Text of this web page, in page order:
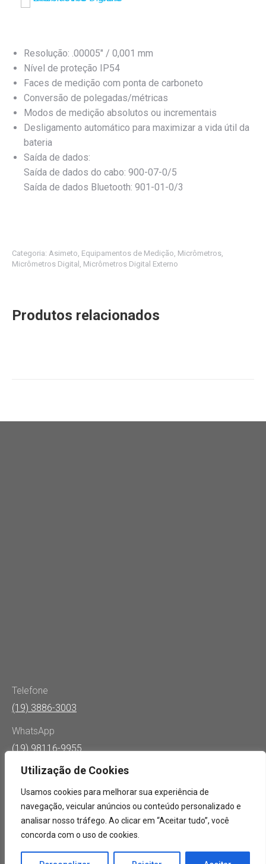
Utilização de Cookies
Usamos cookies para melhorar sua experiência de
navegação, veicular anúncios ou conteúdo personalizado e
analisar nosso tráfego. Ao clicar em “Aceitar tudo”, você
concorda com o uso de cookies.
Resolução: .00005″ / 0,001 mm
Nível de proteção IP54
Faces de medição com ponta de carboneto
Conversão de polegadas/métricas
Modos de medição absolutos ou incrementais
Desligamento automático para maximizar a vida útil da
bateria
Saída de dados:
Saída de dados do cabo: 900-07-0/5
Saída de dados Bluetooth: 901-01-0/3
Categoria: Asimeto, Equipamentos de Medição, Micrômetros,
Micrômetros Digital , Micrômetros Digital Externo
Produtos relacionados
Telefone
(19) 3886-3003
WhatsApp
(19) 98116-9955
E-mail
cosa@cosa.com.br
Endereço
Rua Eduardo Ferragut, 72 Vinhedo - CEP: 13289-322
Encontre-nos em:
Facebook
YouTubeLinkedinInstagramWhatsapp